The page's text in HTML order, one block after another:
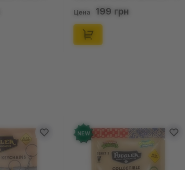
Цена 125 грн
NEW